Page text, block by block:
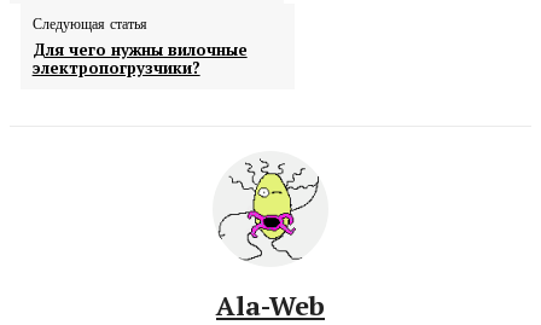
Следующая статья
Для чего нужны вилочные
электропогрузчики?
Ala-Web